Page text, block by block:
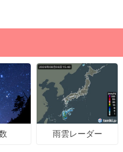
雨雲レーダー